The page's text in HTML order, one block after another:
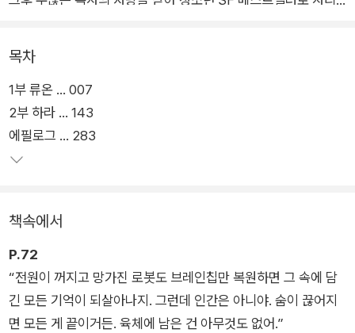
었다.
『테스터 2』는 마오가 옥상에 오른 지 3년 뒤의 이야기를 다룬다.
바이러스에서 완치된 하라는 마오의 죽음에 대한 죄책감을 안은
채, 테스터들을 희생시킨 강 회장에게 복수할 날만을 기다린다.
그러던 중 강 회장을 위협할 비밀을 쥐고 있는 테스터 프로젝트
때 하라와 독자 모두 같은 의문을 품게 된다. 이 선생과 류온은 과
연 무슨 관계일까?
이처럼 전편에서 맛볼 수 있었던 반전과 미스터리를 중심으로 치
밀하게 짜인 서사를 『테스터 2』에서도 맛볼 수 있으며 거기에 속
목차
1부 류온 ... 007
2부 하라 ... 143
에필로그 ... 283
책속에서
P.72
“전원이 꺼지고 망가진 로봇도 브레인칩만 복원하면 그 속에 담
긴 모든 기억이 되살아나지. 그런데 인간은 아니야. 숨이 끊어지
면 모든 게 끝이거든. 육체에 남은 건 아무것도 없어.”